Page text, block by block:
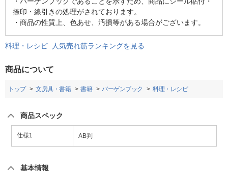
捺印・線引きの処理がされております。
・商品の性質上、色あせ、汚損等がある場合がございます。
料理・レシピ 人気売れ筋ランキングを見る
商品について
トップ 文房具・書籍 書籍 バーゲンブック 料理・レシピ
商品スペック
仕様1 AB判
基本情報